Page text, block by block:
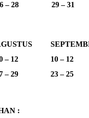
– 28 29 – 31
– 12 10 – 12
– 29 23 – 25
: